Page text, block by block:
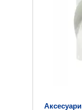
Аксесуари